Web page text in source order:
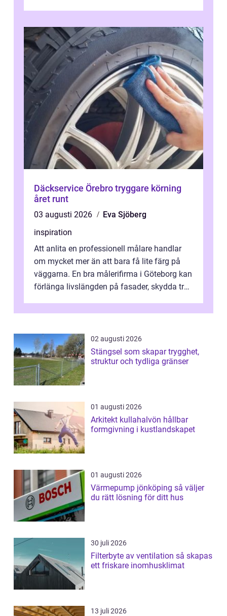
Däckservice Örebro tryggare körning
året runt
03 augusti 2026
Eva Sjöberg
inspiration
Att anlita en professionell målare handlar
om mycket mer än att bara få lite färg på
väggarna. En bra målerifirma i Göteborg kan
förlänga livslängden på fasader, skydda trä
02 augusti 2026
Stängsel som skapar trygghet,
struktur och tydliga gränser
01 augusti 2026
Arkitekt kullahalvön hållbar
formgivning i kustlandskapet
01 augusti 2026
Värmepump jönköping så väljer
du rätt lösning för ditt hus
30 juli 2026
Filterbyte av ventilation så skapas
ett friskare inomhusklimat
13 juli 2026